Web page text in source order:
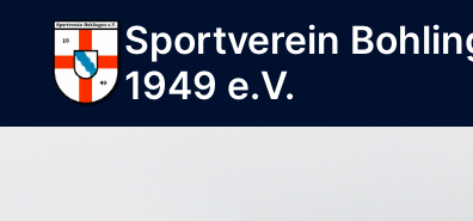
Sportverein
1949 e.V.